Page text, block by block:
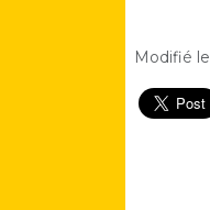
Modifié le